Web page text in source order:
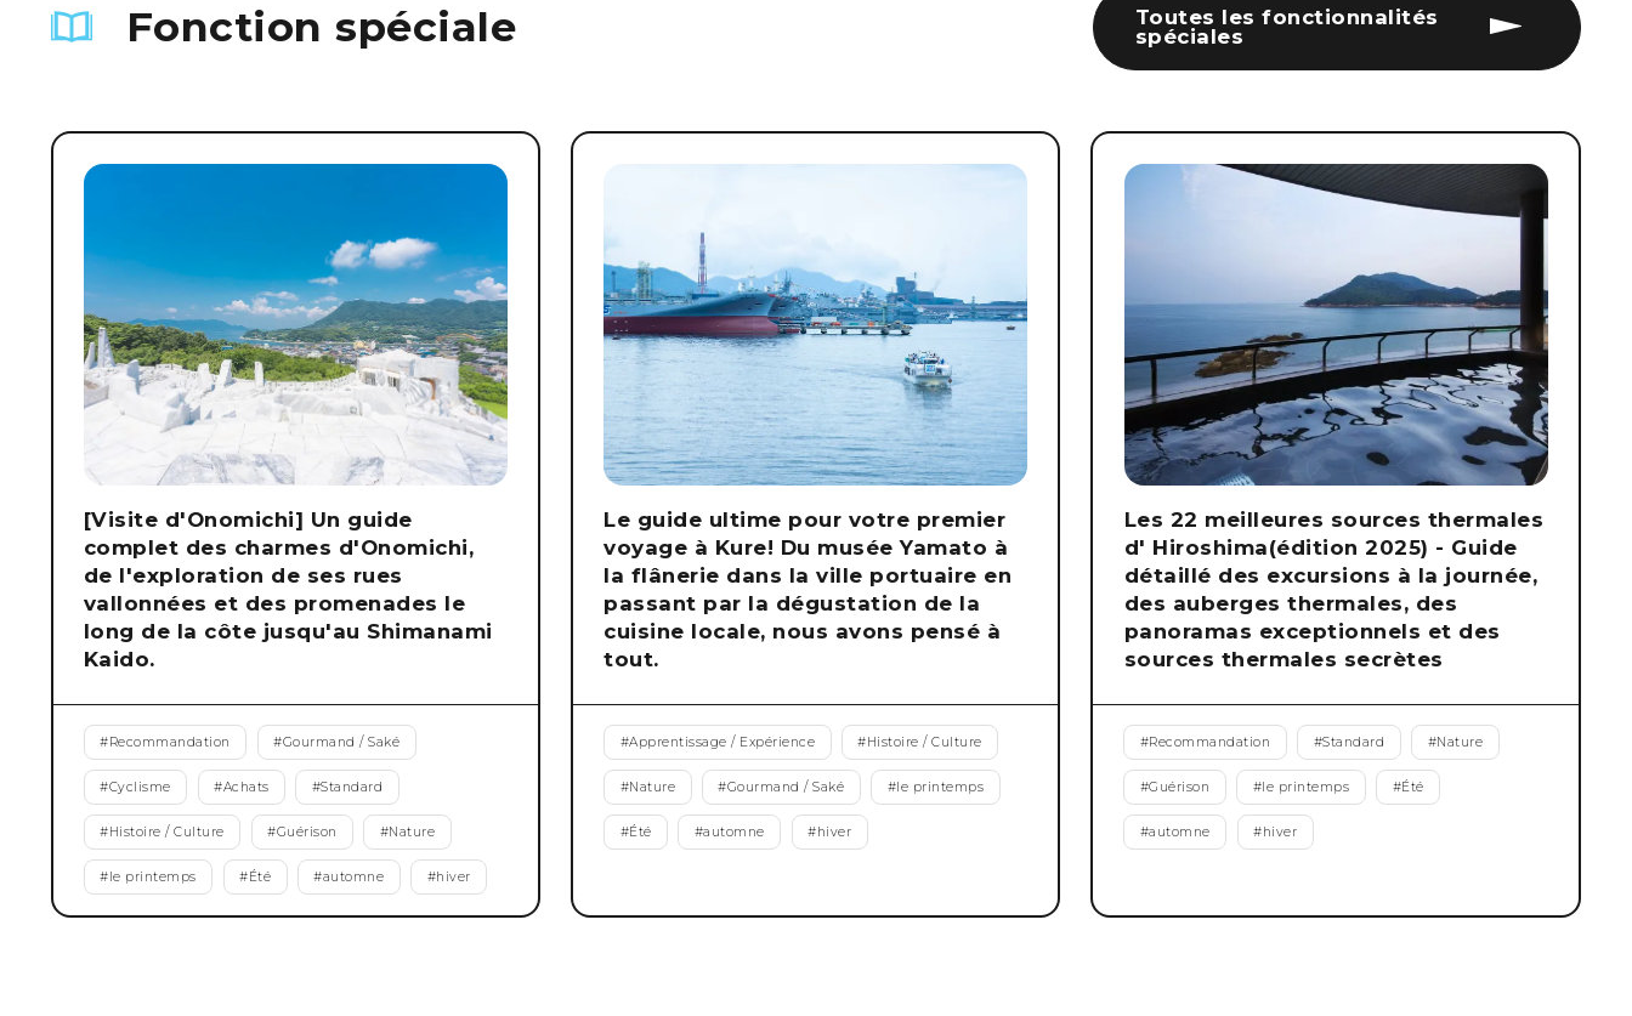
Fonction spéciale
Toutes les fonctionnalités
spéciales
[Visite d'Onomichi] Un guide
complet des charmes d'Onomichi,
de l'exploration de ses rues
vallonnées et des promenades le
long de la côte jusqu'au Shimanami
Kaido.
#Recommandation #Gourmand / Saké
#Cyclisme #Achats #Standard
#Histoire / Culture #Guérison #Nature
#le printemps #Été #automne #hiver
Le guide ultime pour votre premier
voyage à Kure! Du musée Yamato à
la flânerie dans la ville portuaire en
passant par la dégustation de la
cuisine locale, nous avons pensé à
tout.
#Apprentissage / Expérience #Histoire / Culture
#Nature #Gourmand / Saké #le printemps
#Été #automne #hiver
Les 22 meilleures sources thermales
d' Hiroshima(édition 2025) - Guide
détaillé des excursions à la journée,
des auberges thermales, des
panoramas exceptionnels et des
sources thermales secrètes
#Recommandation #Standard #Nature
#Guérison #le printemps #Été
#automne #hiver